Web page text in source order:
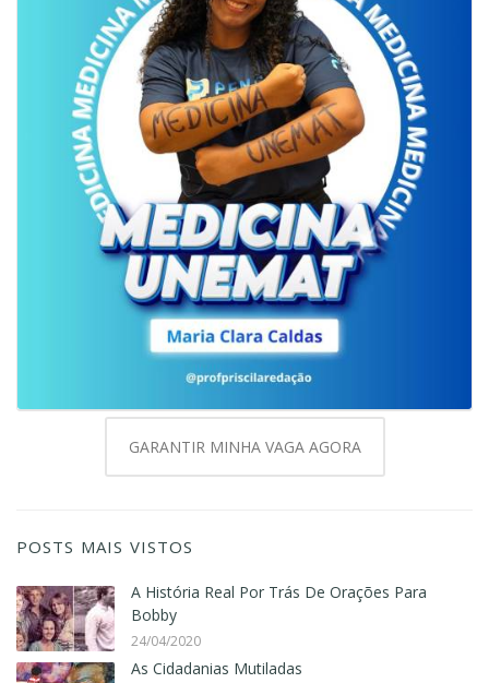
GARANTIR MINHA VAGA AGORA
POSTS MAIS VISTOS
A História Real Por Trás De Orações Para
Bobby
24/04/2020
As Cidadanias Mutiladas